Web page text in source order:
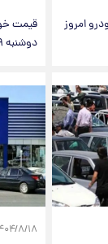
امروز
قیمت
دوشنبه ۱۹ آبان ۱۴۰۴ + جدول
۱۴۰۴/۸/